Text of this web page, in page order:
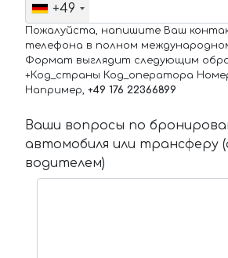
+49
Пожалуйста, напишите Ваш
телефона в полном
Формат выглядит следующим
+Код_страны Код_оператора
Например, +49 176 22366899
Ваши вопросы по
автомобиля или трансферу
водителем)